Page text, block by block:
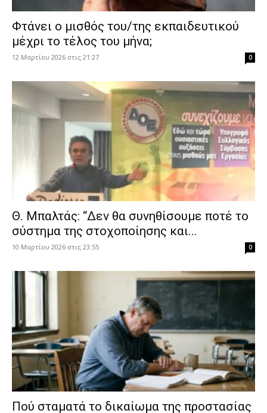
Φτάνει ο μισθός του/της εκπαιδευτικού
μέχρι το τέλος του μήνα;
12 Μαρτίου 2026 στις 21:27 0
Θ. Μπαλτάς: “Δεν θα συνηθίσουμε ποτέ το
σύστημα της στοχοποίησης και...
10 Μαρτίου 2026 στις 23:55 0
Πού σταματά το δικαίωμα της προστασίας